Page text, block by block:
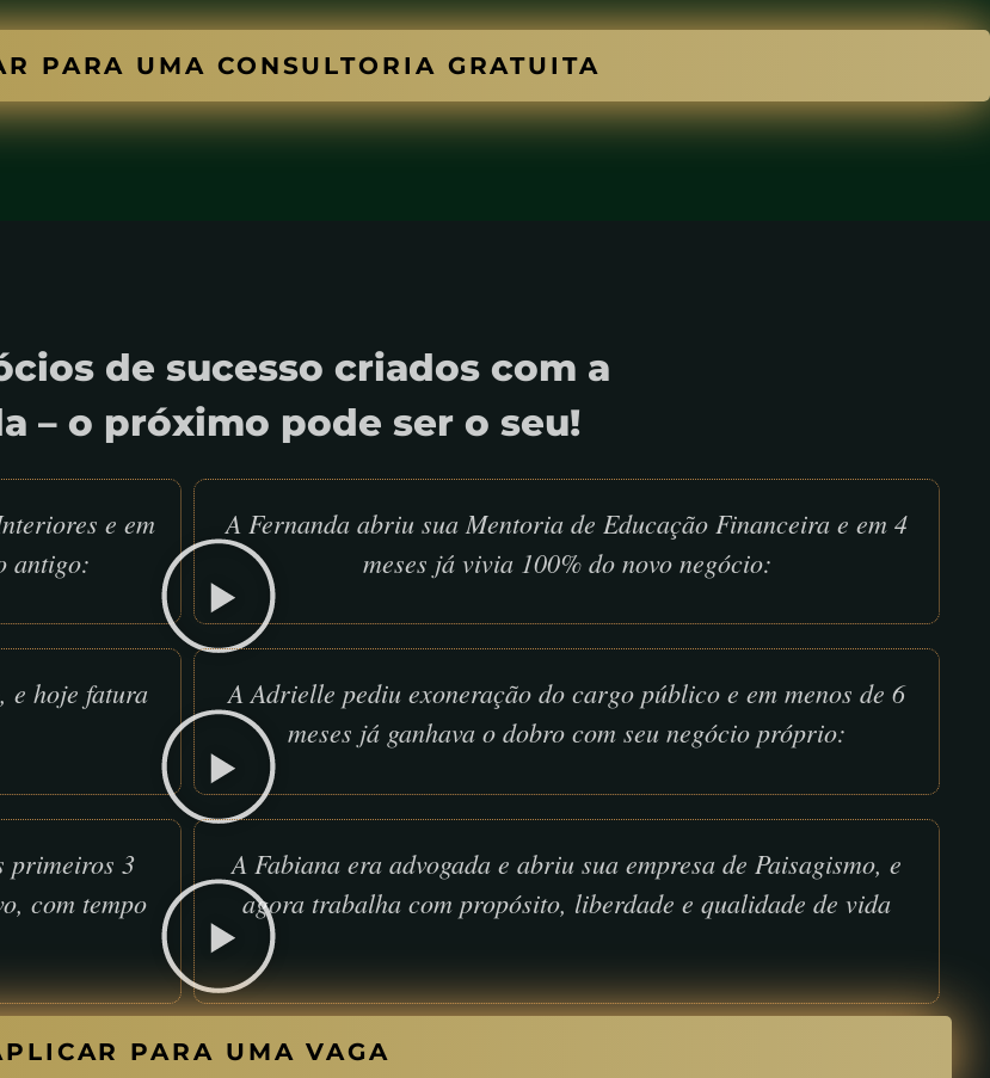
PARA UMA CONSULTORIA GRATUITA
de sucesso criados com a
– o próximo pode ser o seu!
e em
antigo:
A Fernanda abriu sua Mentoria de Educação Financeira e em 4
meses já vivia 100% do novo negócio:
e hoje fatura
A Adrielle pediu exoneração do cargo público e em menos de 6
meses já ganhava o dobro com seu negócio próprio:
primeiros 3
com tempo
A Fabiana era advogada e abriu sua empresa de Paisagismo, e
agora trabalha com propósito, liberdade e qualidade de vida
PARA UMA VAGA